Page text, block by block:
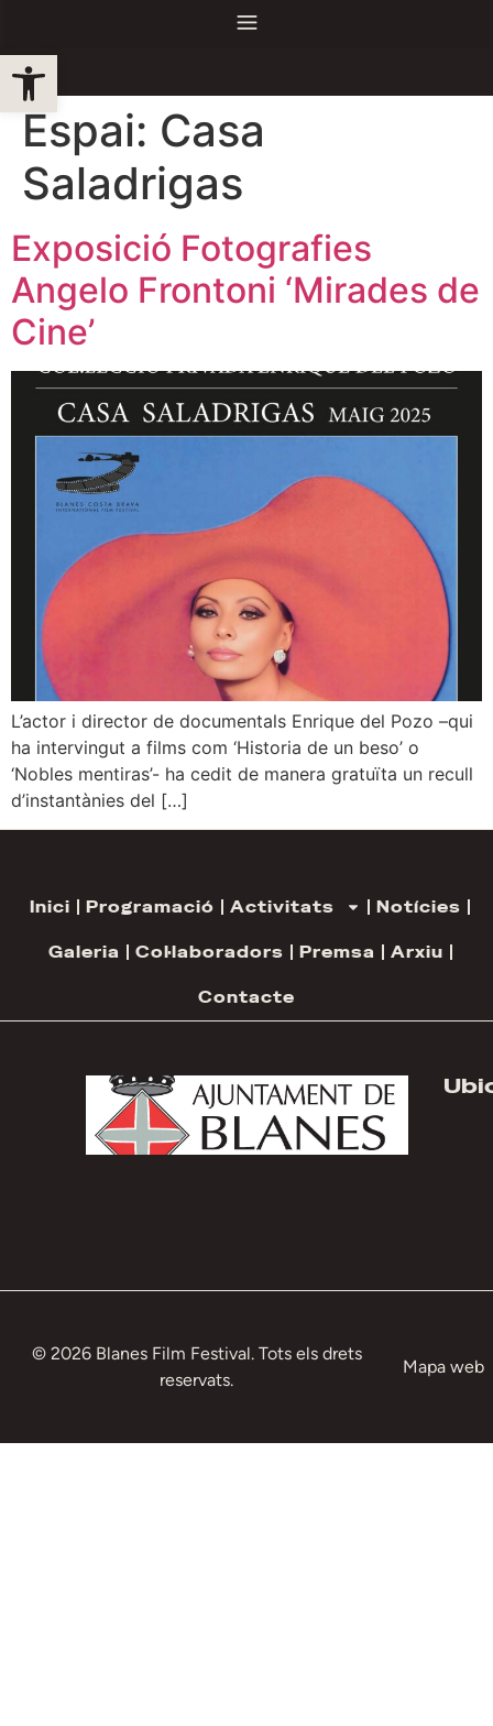
Obre la barra d'eines
Espai: Casa
Saladrigas
Exposició Fotografies
Angelo Frontoni ‘Mirades de
Cine’
L’actor i director de documentals Enrique del Pozo –qui
ha intervingut a films com ‘Historia de un beso’ o
‘Nobles mentiras’- ha cedit de manera gratuïta un recull
d’instantànies del […]
Inici Programació Activitats Notícies
Galeria Col·laboradors Premsa Arxiu
Contacte
© 2026 Blanes Film Festival. Tots els drets
reservats.
Mapa web